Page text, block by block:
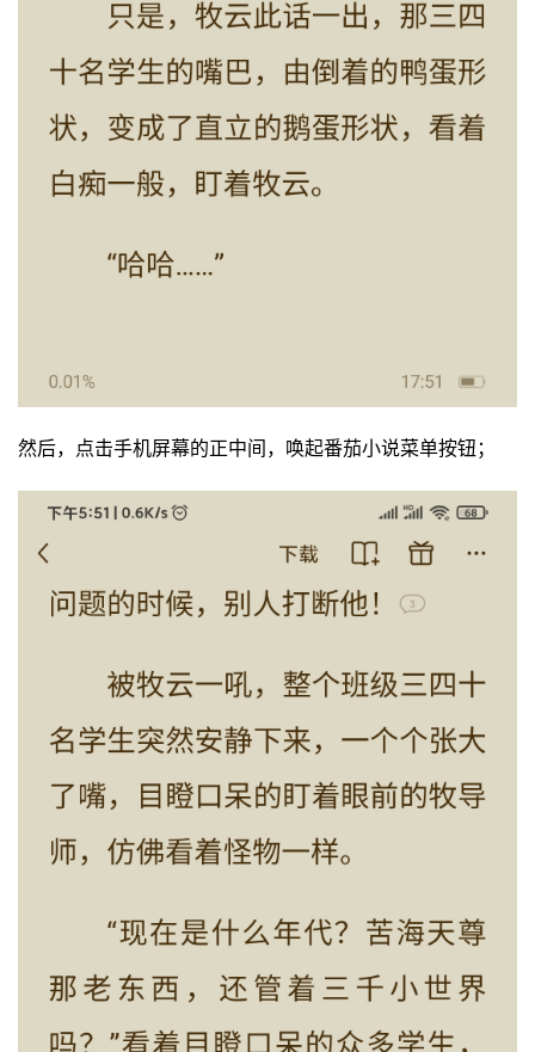
然后，点击手机屏幕的正中间，唤起番茄小说菜单按钮；